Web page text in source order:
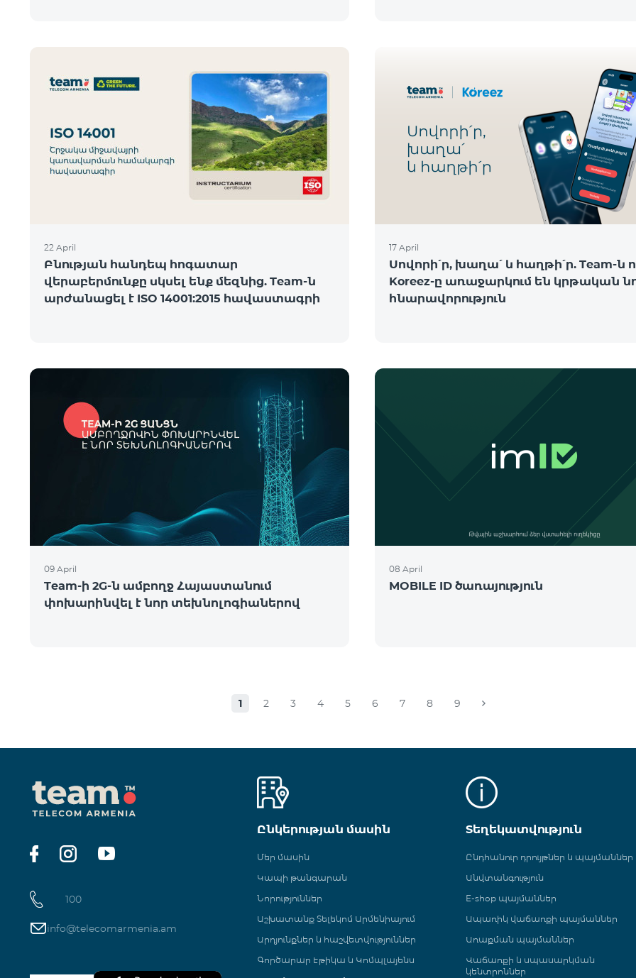
22 April
Բնության հանդեպ հոգատար
վերաբերմունքը սկսել ենք մեզնից. Team-ն
արժանացել է ISO 14001:2015 հավաստագրի
17 April
Սովորի՛ր, խաղա՛ և հաղթի՛ր. Team-ն
Koreez-ը առաջարկում են կրթական
հնարավորություն
09 April
Team-ի 2G-ն ամբողջ Հայաստանում
փոխարինվել է նոր տեխնոլոգիաներով
08 April
MOBILE ID ծառայություն
1 2 3 4 5 6 7 8 9
100
info@telecomarmenia.am
Ընկերության մասին
Մեր մասին
Կապի թանգարան
Նորություններ
Աշխատանք Տելեկոմ Արմենիայում
Արդյունքներ և հաշվետվություններ
Գործարար Էթիկա և Կոմպլայենս
Տեղեկատվություն
Ընդհանուր դրույթներ և պայմաններ
Անվտանգություն
E-shop պայմաններ
Ապառիկ վաճառքի պայմաններ
Առաքման պայմաններ
Վաճառքի և սպասարկման
կենտրոններ